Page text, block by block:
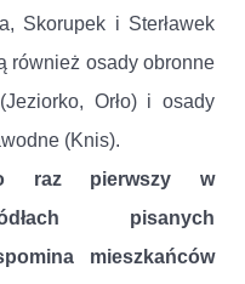
Skorupek i Sterławek
również osady obronne
Orło) i osady
(Knis).
raz pierwszy w
pisanych
mieszkańców